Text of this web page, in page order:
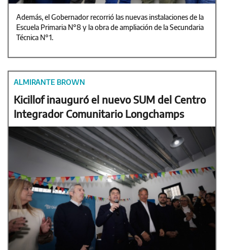
Además, el Gobernador recorrió las nuevas instalaciones de la
Escuela Primaria N°8 y la obra de ampliación de la Secundaria
Técnica N°1.
ALMIRANTE BROWN
Kicillof inauguró el nuevo SUM del Centro
Integrador Comunitario Longchamps